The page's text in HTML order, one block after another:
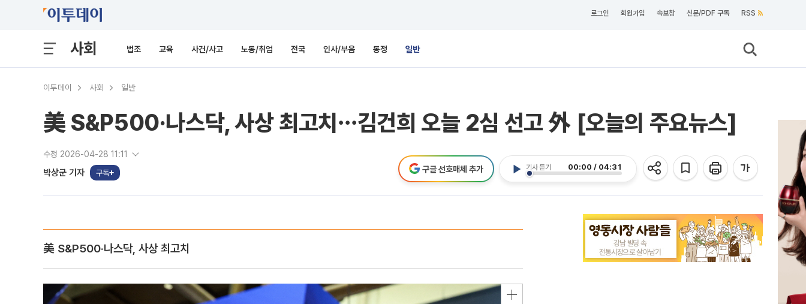
로그인 회원가입 속보창 신문/PDF 구독 RSS
사회 법조 교육 사건/사고 노동/취업 전국 인사/부음 동정 일반
이투데이 사회 일반
美 S&P500·나스닥, 사상 최고치⋯김건희 오늘 2심 선고 外 [오늘의 주요뉴스]
수정 2026-04-28 11:11
박상군 기자 구독
기사 듣기 00:00 / 04:31
구글 선호매체 추가
美 S&P500·나스닥, 사상 최고치